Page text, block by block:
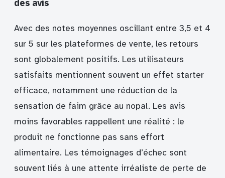
des avis
Avec des notes moyennes oscillant entre 3,5 et 4
sur 5 sur les plateformes de vente, les retours
sont globalement positifs. Les utilisateurs
satisfaits mentionnent souvent un effet starter
efficace, notamment une réduction de la
sensation de faim grâce au nopal. Les avis
moins favorables rappellent une réalité : le
produit ne fonctionne pas sans effort
alimentaire. Les témoignages d’échec sont
souvent liés à une attente irréaliste de perte de